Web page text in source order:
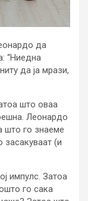
да
“Ниедна
да ја мрази,
што оваа
Леонардо
што го знаеме
засакуваат (и
импулс. Затоа
го сака